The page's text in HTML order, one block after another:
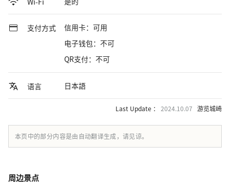
支付方式
信用卡：可用
电子钱包：不可
QR支付：不可
语言 日本語
Last Update ： 2024.10.07 游览城崎
本页中的部分内容是由自动翻译生成，请见谅。
周边景点